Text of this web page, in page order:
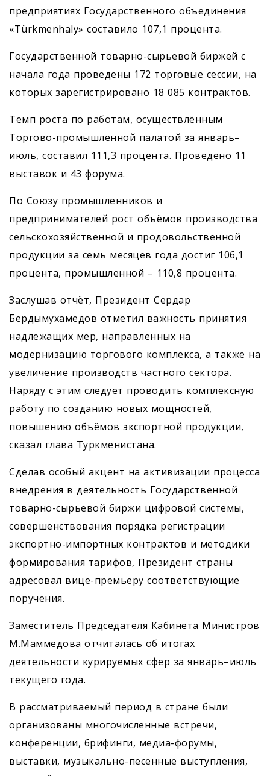
предприятиях Государственного объединения
«Türkmenhaly» составило 107,1 процента.
Государственной товарно-сырьевой биржей с
начала года проведены 172 торговые сессии, на
которых зарегистрировано 18 085 контрактов.
Темп роста по работам, осуществлённым
Торгово-промышленной палатой за январь–
июль, составил 111,3 процента. Проведено 11
выставок и 43 форума.
По Союзу промышленников и
предпринимателей рост объёмов производства
сельскохозяйственной и продовольственной
продукции за семь месяцев года достиг 106,1
процента, промышленной – 110,8 процента.
Заслушав отчёт, Президент Сердар
Бердымухамедов отметил важность принятия
надлежащих мер, направленных на
модернизацию торгового комплекса, а также на
увеличение производств частного сектора.
Наряду с этим следует проводить комплексную
работу по созданию новых мощностей,
повышению объёмов экспортной продукции,
сказал глава Туркменистана.
Сделав особый акцент на активизации процесса
внедрения в деятельность Государственной
товарно-сырьевой биржи цифровой системы,
совершенствования порядка регистрации
экспортно-импортных контрактов и методики
формирования тарифов, Президент страны
адресовал вице-премьеру соответствующие
поручения.
Заместитель Председателя Кабинета Министров
М.Маммедова отчиталась об итогах
деятельности курируемых сфер за январь–июль
текущего года.
В рассматриваемый период в стране были
организованы многочисленные встречи,
конференции, брифинги, медиа-форумы,
выставки, музыкально-песенные выступления,